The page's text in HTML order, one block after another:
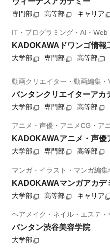
専門部 高等部 キャリア
IT・プログラミング・AI・Web
KADOKAWAドワンゴ情報
大学部 専門部 高等部
動画クリエイター・動画編集
バンタンクリエイターアカ
大学部 専門部 高等部
アニメ・声優・アニメCG・ア
KADOKAWAアニメ・声優
大学部 専門部 高等部
マンガ・イラスト・マンガ編
KADOKAWAマンガアカデ
大学部 高等部 キャリア
ヘアメイク・ネイル・エステ
バンタン渋谷美容学院
大学部